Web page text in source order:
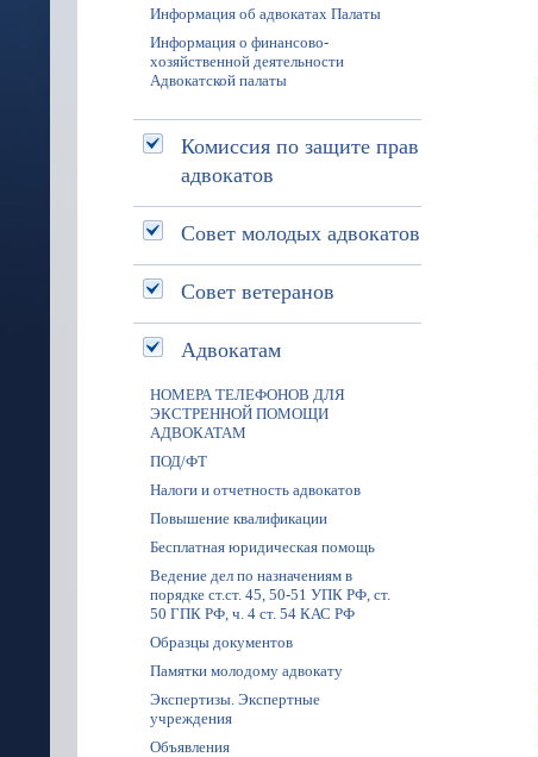
Информация об адвокатах Палаты
Информация о финансово-
хозяйственной деятельности
Адвокатской палаты
Комиссия по защите прав
адвокатов
Совет молодых адвокатов
Совет ветеранов
Адвокатам
НОМЕРА ТЕЛЕФОНОВ ДЛЯ
ЭКСТРЕННОЙ ПОМОЩИ
АДВОКАТАМ
ПОД/ФТ
Налоги и отчетность адвокатов
Повышение квалификации
Бесплатная юридическая помощь
Ведение дел по назначениям в
порядке ст.ст. 45, 50-51 УПК РФ, ст.
50 ГПК РФ, ч. 4 ст. 54 КАС РФ
Образцы документов
Памятки молодому адвокату
Экспертизы. Экспертные
учреждения
Объявления